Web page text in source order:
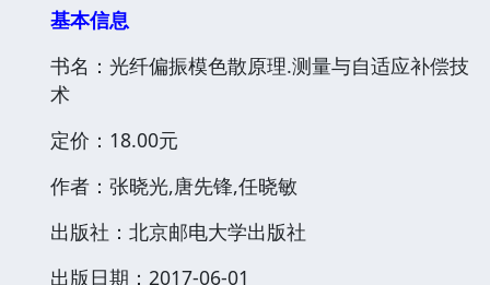
基本信息
书名：光纤偏振模色散原理.测量与自适应补偿技
术
定价：18.00元
作者：张晓光,唐先锋,任晓敏
出版社：北京邮电大学出版社
出版日期：2017-06-01